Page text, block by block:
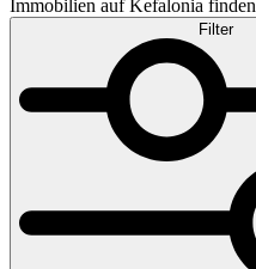
Immobilien auf Kefalonia finden
Filter